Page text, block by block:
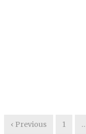
‹ Previous 1